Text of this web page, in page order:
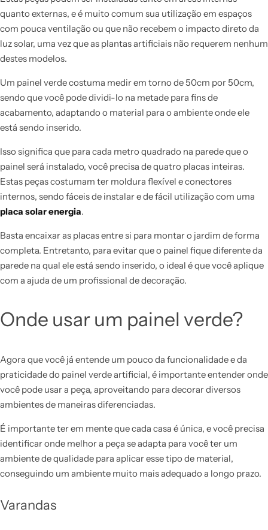
quanto externas, e é muito comum sua utilização em espaços
com pouca ventilação ou que não recebem o impacto direto da
luz solar, uma vez que as plantas artificiais não requerem nenhum
destes modelos.
Um painel verde costuma medir em torno de 50cm por 50cm,
sendo que você pode dividi-lo na metade para fins de
acabamento, adaptando o material para o ambiente onde ele
está sendo inserido.
Isso significa que para cada metro quadrado na parede que o
painel será instalado, você precisa de quatro placas inteiras.
Estas peças costumam ter moldura flexível e conectores
internos, sendo fáceis de instalar e de fácil utilização com uma
placa solar energia.
Basta encaixar as placas entre si para montar o jardim de forma
completa. Entretanto, para evitar que o painel fique diferente da
parede na qual ele está sendo inserido, o ideal é que você aplique
com a ajuda de um profissional de decoração.
Onde usar um painel verde?
Agora que você já entende um pouco da funcionalidade e da
praticidade do painel verde artificial, é importante entender onde
você pode usar a peça, aproveitando para decorar diversos
ambientes de maneiras diferenciadas.
É importante ter em mente que cada casa é única, e você precisa
identificar onde melhor a peça se adapta para você ter um
ambiente de qualidade para aplicar esse tipo de material,
conseguindo um ambiente muito mais adequado a longo prazo.
Varandas